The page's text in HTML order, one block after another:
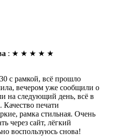
: ★ ★ ★ ★ ★
с рамкой, всё прошло
вечером уже сообщили о
на следующий день, всё в
Качество печати
рамка стильная. Очень
через сайт, лёгкий
воспользуюсь снова!